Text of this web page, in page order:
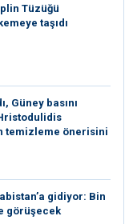
Tüzüğü
taşıdı
Güney basını
temizleme önerisini
gidiyor: Bin
görüşecek